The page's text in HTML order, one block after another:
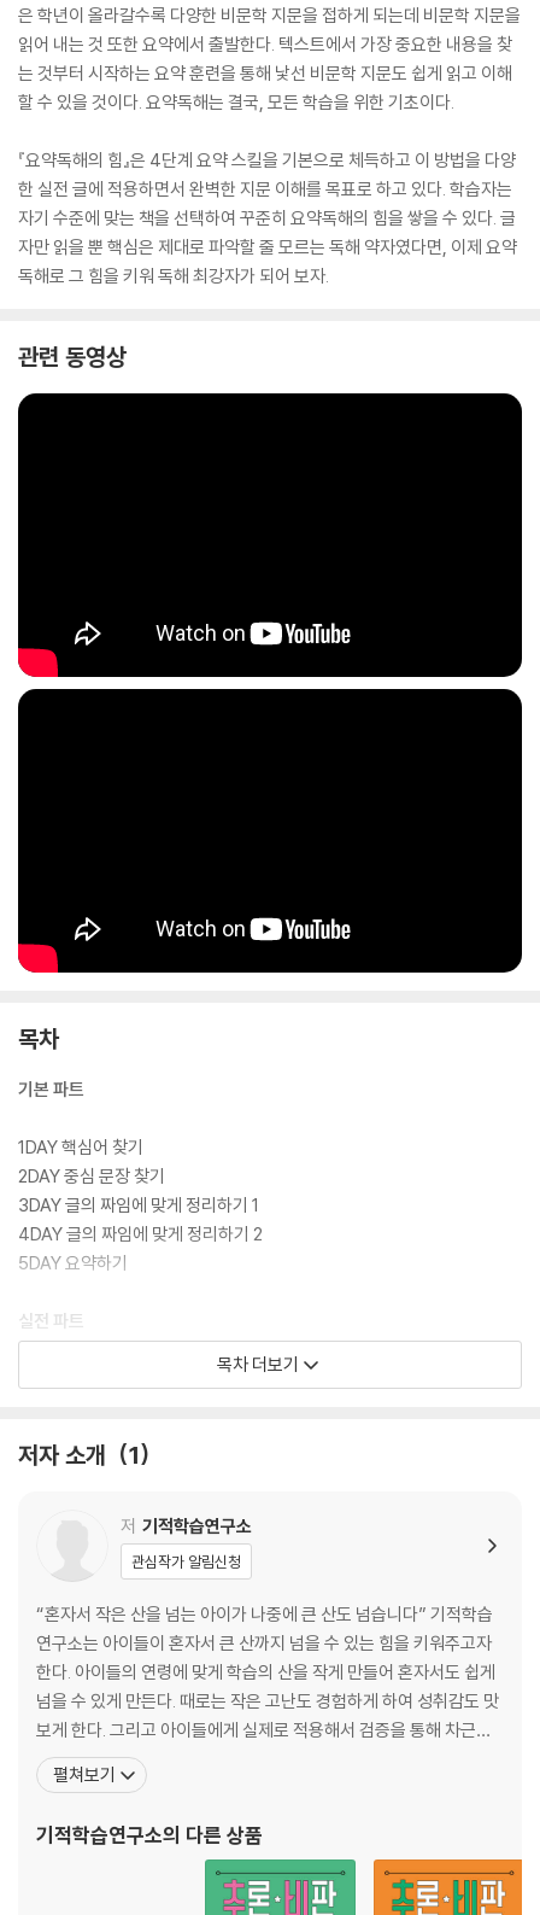
은 학년이 올라갈수록 다양한 비문학 지문을 접하게 되는데 비문학 지문을
읽어 내는 것 또한 요약에서 출발한다. 텍스트에서 가장 중요한 내용을 찾
는 것부터 시작하는 요약 훈련을 통해 낯선 비문학 지문도 쉽게 읽고 이해
할 수 있을 것이다. 요약독해는 결국, 모든 학습을 위한 기초이다.
『요약독해의 힘』은 4단계 요약 스킬을 기본으로 체득하고 이 방법을 다양
한 실전 글에 적용하면서 완벽한 지문 이해를 목표로 하고 있다. 학습자는
자기 수준에 맞는 책을 선택하여 꾸준히 요약독해의 힘을 쌓을 수 있다. 글
자만 읽을 뿐 핵심은 제대로 파악할 줄 모르는 독해 약자였다면, 이제 요약
독해로 그 힘을 키워 독해 최강자가 되어 보자.
관련 동영상
목차
기본 파트
1DAY 핵심어 찾기
2DAY 중심 문장 찾기
3DAY 글의 짜임에 맞게 정리하기 1
4DAY 글의 짜임에 맞게 정리하기 2
5DAY 요약하기
실전 파트
목차 더보기
저자 소개 1
저 기적학습연구소
관심작가 알림신청
“혼자서 작은 산을 넘는 아이가 나중에 큰 산도 넘습니다” 기적학습
연구소는 아이들이 혼자서 큰 산까지 넘을 수 있는 힘을 키워주고자
한다. 아이들의 연령에 맞게 학습의 산을 작게 만들어 혼자서도 쉽게
넘을 수 있게 만든다. 때로는 작은 고난도 경험하게 하여 성취감도 맛
보게 한다. 그리고 아이들에게 실제로 적용해서 검증을 통해 차근차
근 책을 만들어 간다. 아이가 주인공인 기적학습연구소의 대표 저작
물은 『기적의 계산법』, 『기적의 계산법 응용up』, 『기적의 문제 해결
적특강 시계보기』, 『30일 완성 한글 총
펼쳐보기
기적학습연구소의 다른 상품